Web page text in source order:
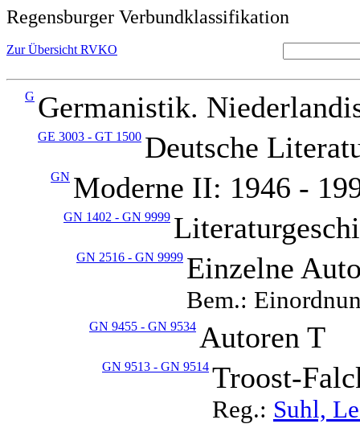
Regensburger Verbundklassifikation
Zur Übersicht RVKO
G Germanistik.
GE 3003 - GT 1500 Deutsche
GN Moderne II: 1946 -
GN 1402 - GN 9999
GN 2516 - GN 9999 Einzelne
Bem.:
GN 9455 - GN 9534 Autoren T
GN 9513 - GN 9514 Troost-
Reg.: Suhl,